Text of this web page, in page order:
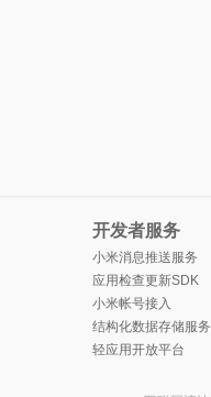
开发者服务
小米消息推送服务
应用检查更新SDK
小米帐号接入
结构化数据存储服务
轻应用开放平台